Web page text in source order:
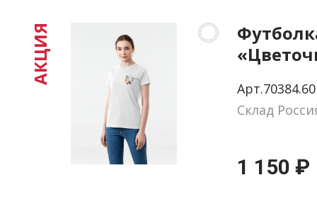
Склад
1 150 ₽
АКЦИЯ